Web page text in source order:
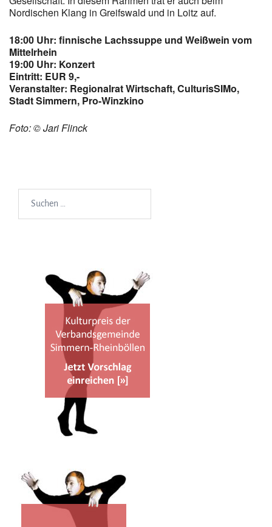
Nordischen Klang in Greifswald und in Loitz auf.
18:00 Uhr: finnische Lachssuppe und Weißwein vom
Mittelrhein
19:00 Uhr: Konzert
Eintritt: EUR 9,-
Veranstalter: Regionalrat Wirtschaft, CulturisSIMo,
Stadt Simmern, Pro-Winzkino
Foto: © Jari Flinck